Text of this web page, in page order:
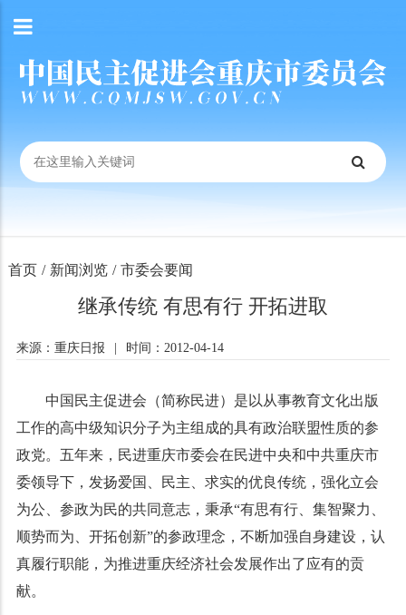
首页 / 新闻浏览 / 市委会要闻
继承传统 有思有行 开拓进取
来源：重庆日报 时间：2012-04-14
中国民主促进会（简称民进）是以从事教育文化出版
工作的高中级知识分子为主组成的具有政治联盟性质的参
政党。五年来，民进重庆市委会在民进中央和中共重庆市
委领导下，发扬爱国、民主、求实的优良传统，强化立会
为公、参政为民的共同意志，秉承“有思有行、集智聚力、
顺势而为、开拓创新”的参政理念，不断加强自身建设，认
真履行职能，为推进重庆经济社会发展作出了应有的贡
献。